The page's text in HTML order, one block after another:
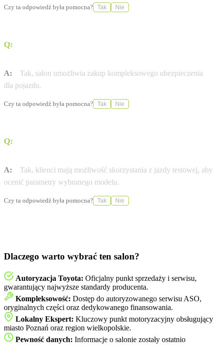
Czy ta odpowiedź była pomocna? Tak Nie
Q:
A:
Tak, salon umożliwia zakup kompleksowego ubezpieczenia
dla pojazdu.
Czy ta odpowiedź była pomocna? Tak Nie
Q:
A:
Tak, klienci mają możliwość skorzystania z jazdy testowej, aby
ocenić parametry wybranego modelu.
Czy ta odpowiedź była pomocna? Tak Nie
Dlaczego warto wybrać ten salon?
Autoryzacja Toyota: Oficjalny punkt sprzedaży i serwisu,
gwarantujący najwyższe standardy producenta.
Kompleksowość: Dostęp do autoryzowanego serwisu ASO,
oryginalnych części oraz dedykowanego finansowania.
Lokalny Ekspert: Kluczowy punkt motoryzacyjny obsługujący
miasto Poznań oraz region wielkopolskie.
Pewność danych: Informacje o salonie zostały ostatnio